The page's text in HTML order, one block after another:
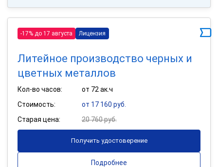
-17% до 17 августа Лицензия
Литейное производство черных и
цветных металлов
Кол-во часов:
от 72 ак.ч
Стоимость:
от 17 160 руб.
Старая цена:
20 760 руб.
Получить удостоверение
Подробнее